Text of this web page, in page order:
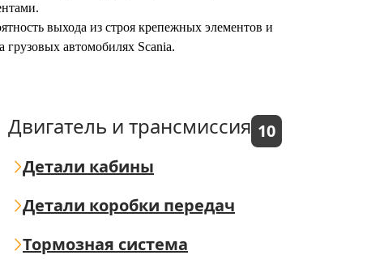
выхода из строя крепежных элементов и
автомобилях Scania.
Двигатель и трансмиссия 10
Детали кабины
Детали коробки передач
Тормозная система